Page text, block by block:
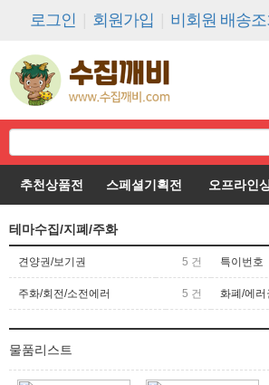
로그인 회원가입 비회원 배송조
추천상품전 스페셜기획전 오프라인
테마수집/지폐/주화
견양권/보기권 5 건 특이번호
주화/회전/소전에러 5 건 화폐/에러
물품리스트